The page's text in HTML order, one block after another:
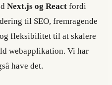
Next.js og React fordi
til SEO, fremragende
fleksibilitet til at skalere
webapplikation. Vi har
have det.